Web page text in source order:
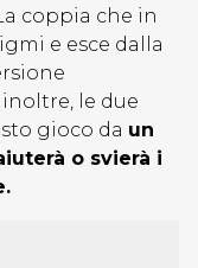
coppia che in
e esce dalla
le due
gioco da un
o svierà i